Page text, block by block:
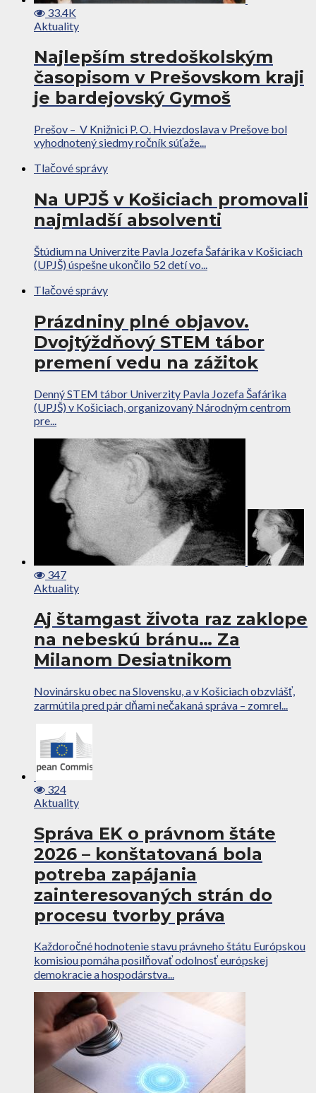
33.4K
Aktuality
Najlepším stredoškolským
časopisom v Prešovskom kraji
je bardejovský Gymoš
Prešov – V Knižnici P. O. Hviezdoslava v Prešove bol
vyhodnotený siedmy ročník súťaže...
Tlačové správy
Na UPJŠ v Košiciach promovali
najmladší absolventi
Štúdium na Univerzite Pavla Jozefa Šafárika v Košiciach
(UPJŠ) úspešne ukončilo 52 detí vo...
Tlačové správy
Prázdniny plné objavov.
Dvojtýždňový STEM tábor
premení vedu na zážitok
Denný STEM tábor Univerzity Pavla Jozefa Šafárika
(UPJŠ) v Košiciach, organizovaný Národným centrom
pre...
347
Aktuality
Aj štamgast života raz zaklope
na nebeskú bránu… Za
Milanom Desiatnikom
Novinársku obec na Slovensku, a v Košiciach obzvlášť,
zarmútila pred pár dňami nečakaná správa – zomrel...
324
Aktuality
Správa EK o právnom štáte
2026 – konštatovaná bola
potreba zapájania
zainteresovaných strán do
procesu tvorby práva
Každoročné hodnotenie stavu právneho štátu Európskou
komisiou pomáha posilňovať odolnosť európskej
demokracie a hospodárstva...